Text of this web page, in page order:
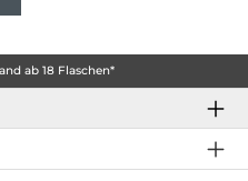
ab 18 Flaschen*